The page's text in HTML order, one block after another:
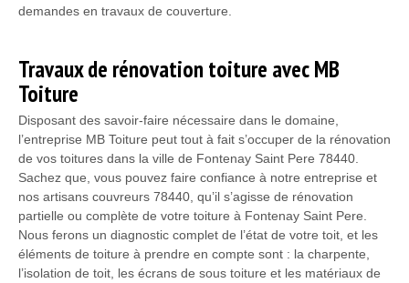
demandes en travaux de couverture.
Travaux de rénovation toiture avec MB
Toiture
Disposant des savoir-faire nécessaire dans le domaine,
l’entreprise MB Toiture peut tout à fait s’occuper de la rénovation
de vos toitures dans la ville de Fontenay Saint Pere 78440.
Sachez que, vous pouvez faire confiance à notre entreprise et
nos artisans couvreurs 78440, qu’il s’agisse de rénovation
partielle ou complète de votre toiture à Fontenay Saint Pere.
Nous ferons un diagnostic complet de l’état de votre toit, et les
éléments de toiture à prendre en compte sont : la charpente,
l’isolation de toit, les écrans de sous toiture et les matériaux de